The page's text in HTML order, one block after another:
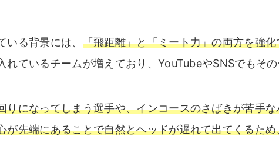
る背景には、 「飛距離」と「ミート力」の両方を強
ているチームが増えており、YouTubeやSNSでもその
りになってしまう選手や、インコースのさばきが苦手
が先端にあることで自然とヘッドが遅れて出てくるた